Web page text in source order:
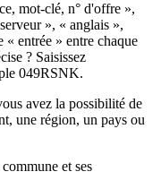
mot-clé, n° d'offre »,
», « anglais »,
« entrée » entre chaque
? Saisissez
049RSNK.
avez la possibilité de
une région, un pays ou
et ses